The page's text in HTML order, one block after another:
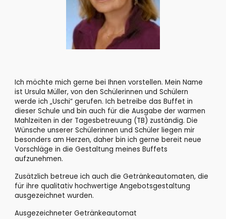
Ich möchte mich gerne bei Ihnen vorstellen. Mein Name
ist Ursula Müller, von den Schülerinnen und Schülern
werde ich „Uschi“ gerufen. Ich betreibe das Buffet in
dieser Schule und bin auch für die Ausgabe der warmen
Mahlzeiten in der Tagesbetreuung (TB) zuständig. Die
Wünsche unserer Schülerinnen und Schüler liegen mir
besonders am Herzen, daher bin ich gerne bereit neue
Vorschläge in die Gestaltung meines Buffets
aufzunehmen.
Zusätzlich betreue ich auch die Getränkeautomaten, die
für ihre qualitativ hochwertige Angebotsgestaltung
ausgezeichnet wurden.
Ausgezeichneter Getränkeautomat